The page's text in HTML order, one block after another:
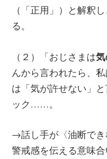
（「正用」）と解釈
る。
（２）「おじさまは
んから言われたら、
は「気が許せない」
ック……。
→話し手が〈油断で
警戒感を伝える意味